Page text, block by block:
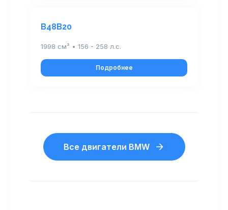
B48B20
1998 см³ • 156 - 258 л.с.
Подробнее
Все двигатели BMW